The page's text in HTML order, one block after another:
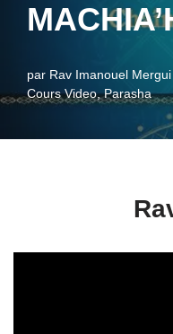
par Rav Imanouel Mergui
Cours Video,Parasha